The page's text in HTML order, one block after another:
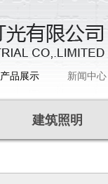
产品展示 新闻中心
建筑照明